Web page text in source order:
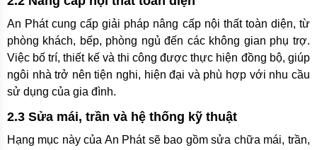
An Phát cung cấp giải pháp nâng cấp nội thất toàn diện, từ
phòng khách, bếp, phòng ngủ đến các không gian phụ trợ.
Việc bố trí, thiết kế và thi công được thực hiện đồng bộ, giúp
ngôi nhà trở nên tiện nghi, hiện đại và phù hợp với nhu cầu
sử dụng của gia đình.
2.3 Sửa mái, trần và hệ thống kỹ thuật
Hạng mục này của An Phát sẽ bao gồm sửa chữa mái, trần,